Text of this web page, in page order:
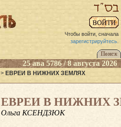
Чтобы войти, сначала
зарегистрируйтесь.
25 ава 5786 / 8 августа 2026
> ЕВРЕИ В НИЖНИХ ЗЕМЛЯХ
ЕВРЕИ В НИЖНИХ
Ольга КСЕНДЗЮК